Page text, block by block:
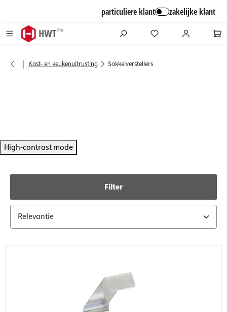
particuliere klant zakelijke klant
| Kast- en keukenuitrusting Sokkelverstellers
High-contrast mode
Filter